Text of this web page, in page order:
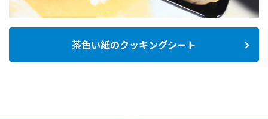
茶色い紙のクッキングシート